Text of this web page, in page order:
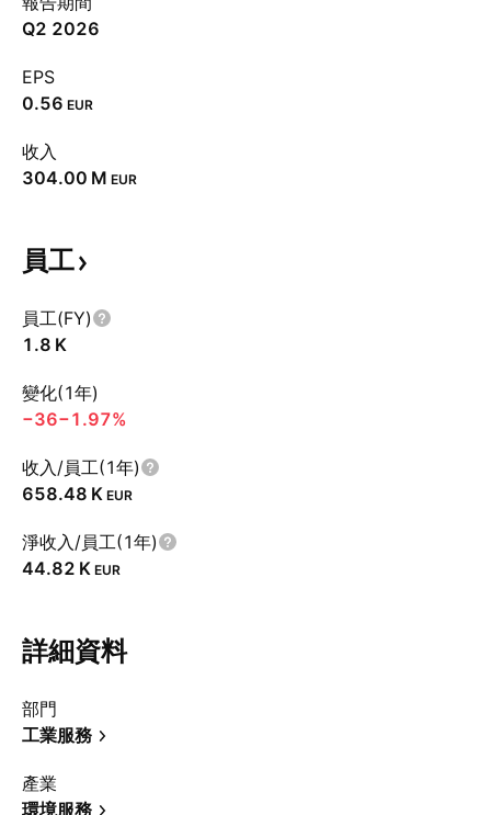
Q2 2026
EPS
0.56 EUR
收入
‪304.00 M‬ EUR
員工
員工(FY)
‪1.8 K‬
變化(1年)
−36−1.97%
收入/員工(1年)
‪658.48 K‬ EUR
淨收入/員工(1年)
‪44.82 K‬ EUR
詳細資料
部門
工業服務
產業
環境服務